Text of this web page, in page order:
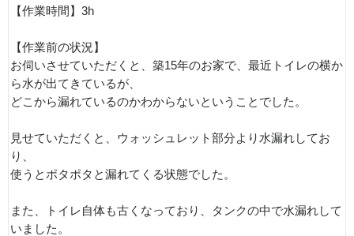
【作業時間】3h
【作業前の状況】
お伺いさせていただくと、築15年のお家で、最近トイレの横か
ら水が出てきているが、
どこから漏れているのかわからないということでした。
見せていただくと、ウォッシュレット部分より水漏れしてお
り、
使うとポタポタと漏れてくる状態でした。
また、トイレ自体も古くなっており、タンクの中で水漏れして
いました。